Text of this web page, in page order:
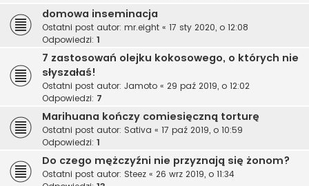
domowa inseminacja
Ostatni post autor: mr.eight « 17 sty 2020, o 12:08
Odpowiedzi: 1
7 zastosowań olejku kokosowego, o których nie
słyszałaś!
Ostatni post autor: Jamoto « 29 paź 2019, o 12:02
Odpowiedzi: 7
Marihuana kończy comiesięczną torturę
Ostatni post autor: Sativa « 17 paź 2019, o 10:59
Odpowiedzi: 1
Do czego mężczyźni nie przyznają się żonom?
Ostatni post autor: Steez « 26 wrz 2019, o 11:34